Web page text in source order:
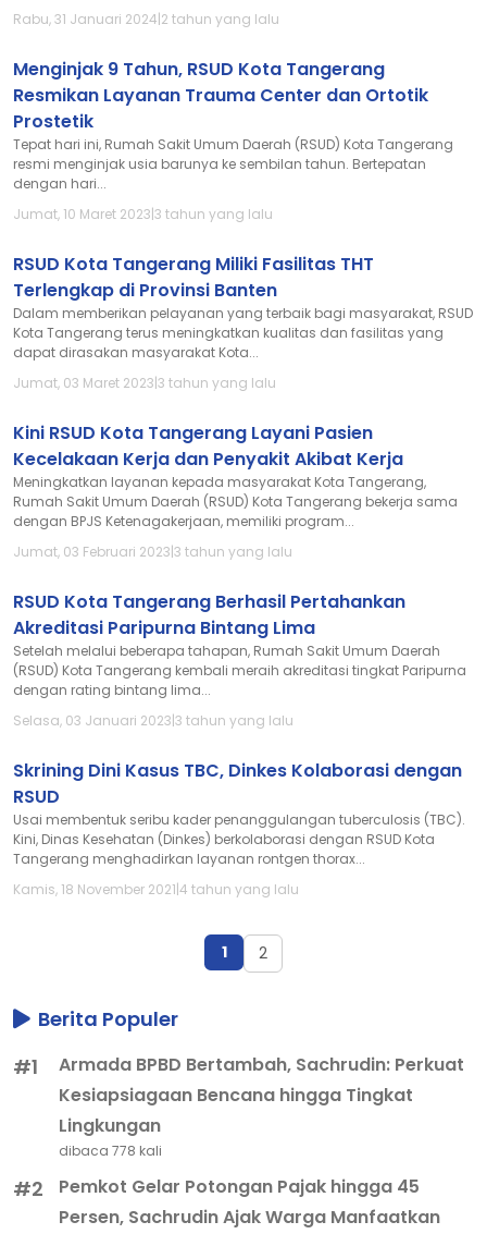
Rabu, 31 Januari 2024|2 tahun yang lalu
Menginjak 9 Tahun, RSUD Kota Tangerang
Resmikan Layanan Trauma Center dan Ortotik
Prostetik
Tepat hari ini, Rumah Sakit Umum Daerah (RSUD) Kota Tangerang
resmi menginjak usia barunya ke sembilan tahun. Bertepatan
dengan hari...
Jumat, 10 Maret 2023|3 tahun yang lalu
RSUD Kota Tangerang Miliki Fasilitas THT
Terlengkap di Provinsi Banten
Dalam memberikan pelayanan yang terbaik bagi masyarakat, RSUD
Kota Tangerang terus meningkatkan kualitas dan fasilitas yang
dapat dirasakan masyarakat Kota...
Jumat, 03 Maret 2023|3 tahun yang lalu
Kini RSUD Kota Tangerang Layani Pasien
Kecelakaan Kerja dan Penyakit Akibat Kerja
Meningkatkan layanan kepada masyarakat Kota Tangerang,
Rumah Sakit Umum Daerah (RSUD) Kota Tangerang bekerja sama
dengan BPJS Ketenagakerjaan, memiliki program...
Jumat, 03 Februari 2023|3 tahun yang lalu
RSUD Kota Tangerang Berhasil Pertahankan
Akreditasi Paripurna Bintang Lima
Setelah melalui beberapa tahapan, Rumah Sakit Umum Daerah
(RSUD) Kota Tangerang kembali meraih akreditasi tingkat Paripurna
dengan rating bintang lima...
Selasa, 03 Januari 2023|3 tahun yang lalu
Skrining Dini Kasus TBC, Dinkes Kolaborasi dengan
RSUD
Usai membentuk seribu kader penanggulangan tuberculosis (TBC).
Kini, Dinas Kesehatan (Dinkes) berkolaborasi dengan RSUD Kota
Tangerang menghadirkan layanan rontgen thorax...
Kamis, 18 November 2021|4 tahun yang lalu
1 2
Berita Populer
#1
Armada BPBD Bertambah, Sachrudin: Perkuat
Kesiapsiagaan Bencana hingga Tingkat
Lingkungan
dibaca 778 kali
#2
Pemkot Gelar Potongan Pajak hingga 45
Persen, Sachrudin Ajak Warga Manfaatkan